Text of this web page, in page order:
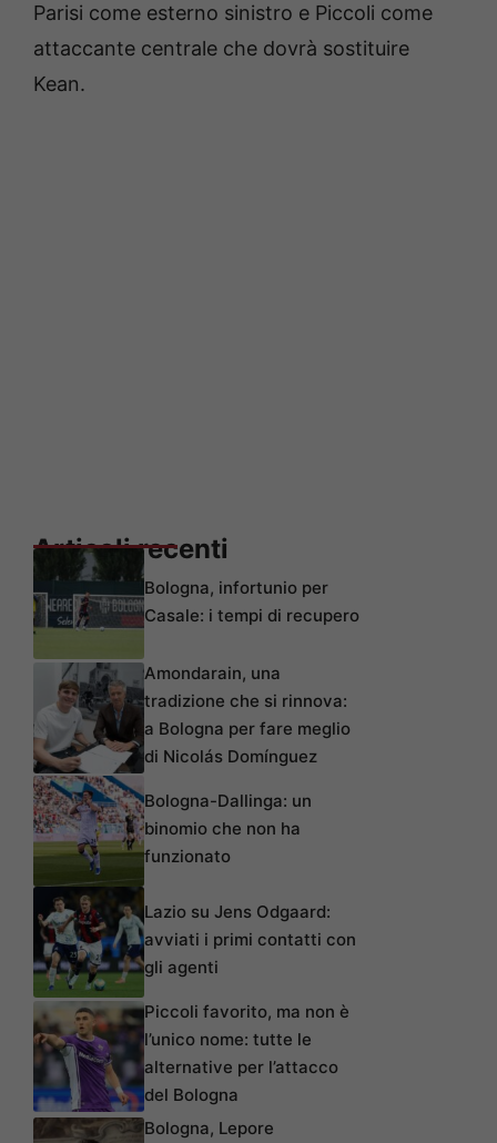
Parisi come esterno sinistro e Piccoli come
attaccante centrale che dovrà sostituire
Kean.
Articoli recenti
Bologna, infortunio per
Casale: i tempi di recupero
Amondarain, una
tradizione che si rinnova:
a Bologna per fare meglio
di Nicolás Domínguez
Bologna-Dallinga: un
binomio che non ha
funzionato
Lazio su Jens Odgaard:
avviati i primi contatti con
gli agenti
Piccoli favorito, ma non è
l’unico nome: tutte le
alternative per l’attacco
del Bologna
Bologna, Lepore